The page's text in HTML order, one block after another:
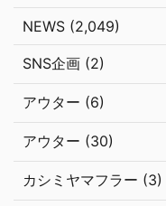
NEWS (2,049)
SNS企画 (2)
アウター (6)
アウター (30)
カシミヤマフラー (3)